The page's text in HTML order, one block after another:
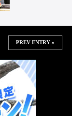
PREV ENTRY »